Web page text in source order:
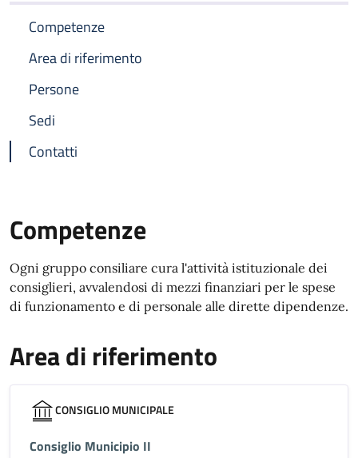
Competenze
Area di riferimento
Persone
Sedi
Contatti
Competenze
Ogni gruppo consiliare cura l'attività istituzionale dei
consiglieri, avvalendosi di mezzi finanziari per le spese
di funzionamento e di personale alle dirette dipendenze.
Area di riferimento
CONSIGLIO MUNICIPALE
Consiglio Municipio II